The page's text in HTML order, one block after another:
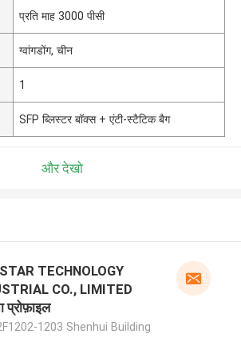
प्रति माह 3000 पीसी
ग्वांगडोंग, चीन
1
SFP ब्लिस्टर बॉक्स + एंटी-स्टैटिक बैग
और देखो
TECHNOLOGY
CO., LIMITED
प्रोफ़ाइल
1203 Shenhui Building